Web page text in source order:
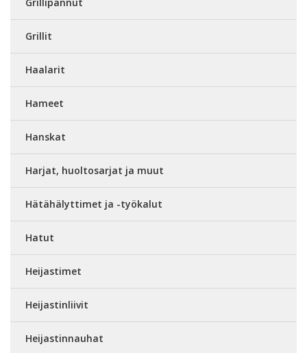
Grillit
Haalarit
Hameet
Hanskat
Harjat, huoltosarjat ja muut
Hätähälyttimet ja -työkalut
Hatut
Heijastimet
Heijastinliivit
Heijastinnauhat